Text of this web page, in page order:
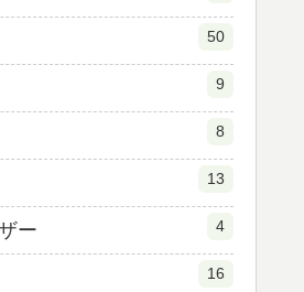
50
9
8
13
ー 4
16